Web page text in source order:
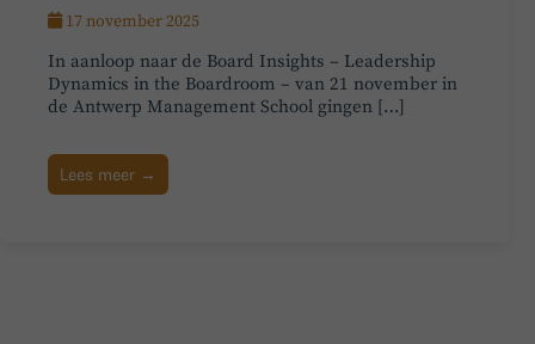
17 november 2025
In aanloop naar de Board Insights – Leadership
Dynamics in the Boardroom – van 21 november in
de Antwerp Management School gingen […]
Lees meer →